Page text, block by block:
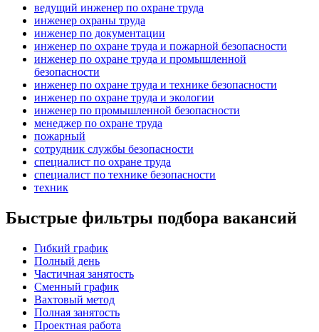
ведущий инженер по охране труда
инженер охраны труда
инженер по документации
инженер по охране труда и пожарной безопасности
инженер по охране труда и промышленной
безопасности
инженер по охране труда и технике безопасности
инженер по охране труда и экологии
инженер по промышленной безопасности
менеджер по охране труда
пожарный
сотрудник службы безопасности
специалист по охране труда
специалист по технике безопасности
техник
Быстрые фильтры подбора вакансий
Гибкий график
Полный день
Частичная занятость
Сменный график
Вахтовый метод
Полная занятость
Проектная работа